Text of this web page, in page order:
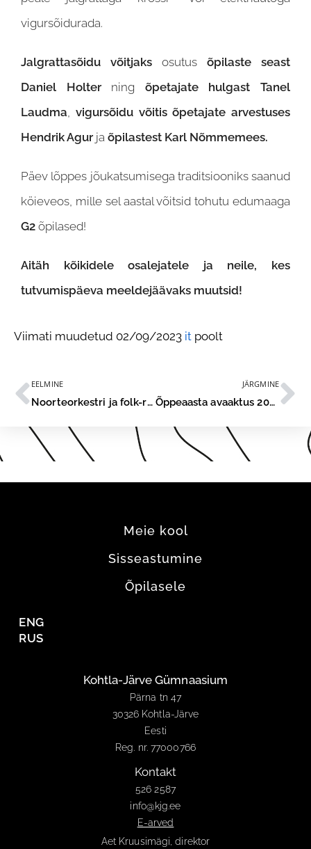
vigursõidurada.
Jalgrattasõidu võitjaks osutus õpilaste seast
Daniel Holter ning õpetajate hulgast Tanel
Laudma
vigursõidu võitis õpetajate arvestuses
Hendrik Agurja õpilastest Karl Nõmmemees.
Päev lõppes jõukatsumisega traditsiooniks saanud
köieveos, mille sel aastal võitsid tohutu edumaaga
G2 õpilased!
Aitäh kõikidele osalejatele ja neile, kes
tutvumispäeva meeldejäävaks muutsid!
Viimati muudetud 02/09/2023 it poolt
EELMINE
Noorteorkestri ja folk-rokkbändi suvekontsert 2023
JÄRGMINE
Õppeaasta avaaktus 2023
Meie kool
Sisseastumine
Õpilasele
ENG
RUS
Kohtla-Järve Gümnaasium
Pärna tn 47
30326 Kohtla-Järve
Eesti
Reg. nr. 77000766
Kontakt
526 2587
info@kjg.ee
E-arved
Aet Kruusimägi, direktor